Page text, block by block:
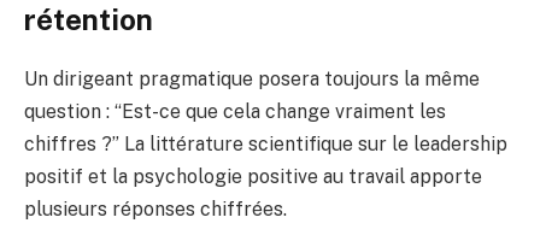
rétention
Un dirigeant pragmatique posera toujours la même
question : “Est-ce que cela change vraiment les
chiffres ?” La littérature scientifique sur le leadership
positif et la psychologie positive au travail apporte
plusieurs réponses chiffrées.